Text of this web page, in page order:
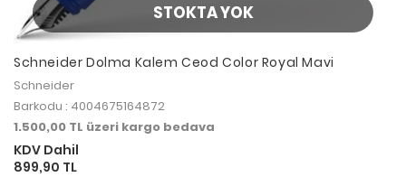
STOKTA YOK
Schneider Dolma Kalem Ceod Color Royal Mavi
Schneider
Barkodu : 4004675164872
1.500,00 TL üzeri kargo bedava
KDV Dahil
899,90 TL